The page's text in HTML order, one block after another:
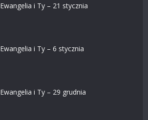
Ewangelia i Ty – 21 stycznia
Ewangelia i Ty – 6 stycznia
Ewangelia i Ty – 29 grudnia